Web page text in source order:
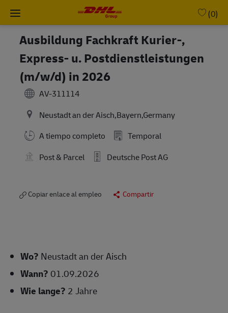
Skip to main content
(0)
Ausbildung Fachkraft Kurier-,
Express- u. Postdienstleistungen
(m/w/d) in 2026
AV-311114
Neustadt an der Aisch,Bayern,Germany
A tiempo completo
Temporal
Post & Parcel
Deutsche Post AG
Copiar enlace al empleo Compartir
Wo? Neustadt an der Aisch
Wann? 01.09.2026
Wie lange? 2 Jahre